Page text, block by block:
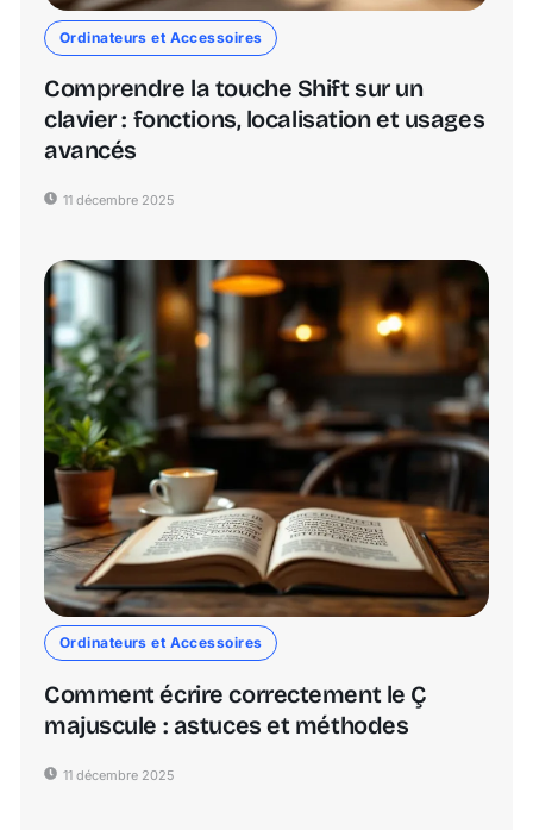
Ordinateurs et Accessoires
Comprendre la touche Shift sur un
clavier : fonctions, localisation et usages
avancés
11 décembre 2025
Ordinateurs et Accessoires
Comment écrire correctement le Ç
majuscule : astuces et méthodes
11 décembre 2025